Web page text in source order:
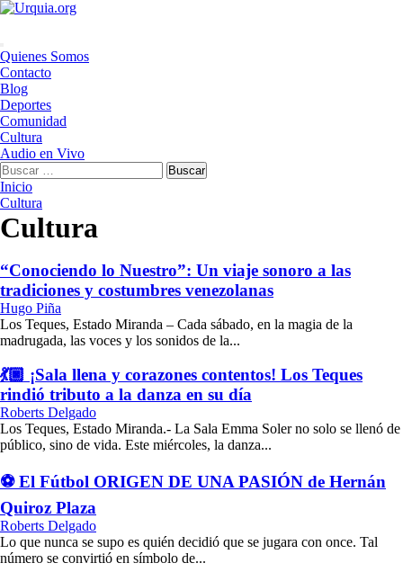
Saltar
Menú
principal
Quienes Somos
Contacto
Blog
Deportes
Comunidad
Cultura
Audio en Vivo
Buscar:
Inicio
Cultura
Cultura
“Conociendo lo Nuestro”: Un viaje sonoro a las
tradiciones y costumbres venezolanas
Hugo Piña
Los Teques, Estado Miranda – Cada sábado, en la magia de la
madrugada, las voces y los sonidos de la...
💃🏿 ¡Sala llena y corazones contentos! Los Teques
rindió tributo a la danza en su día
Roberts Delgado
Los Teques, Estado Miranda.- La Sala Emma Soler no solo se llenó de
público, sino de vida. Este miércoles, la danza...
⚽ El Fútbol ORIGEN DE UNA PASIÓN de Hernán
Quiroz Plaza
Roberts Delgado
Lo que nunca se supo es quién decidió que se jugara con once. Tal
número se convirtió en símbolo de...